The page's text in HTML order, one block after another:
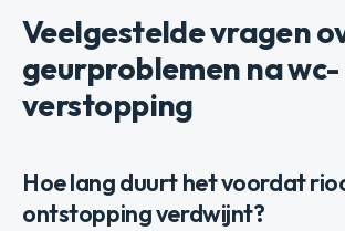
Veelgestelde vragen
geurproblemen na wc-
verstopping
Hoe lang duurt het voordat
ontstopping verdwijnt?